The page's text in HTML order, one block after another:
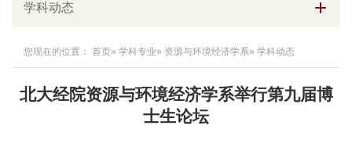
学科动态
您现在的位置： 首页» 学科专业» 资源与环境经济学系» 学科动态
北大经院资源与环境经济学系举行第九届博
士生论坛